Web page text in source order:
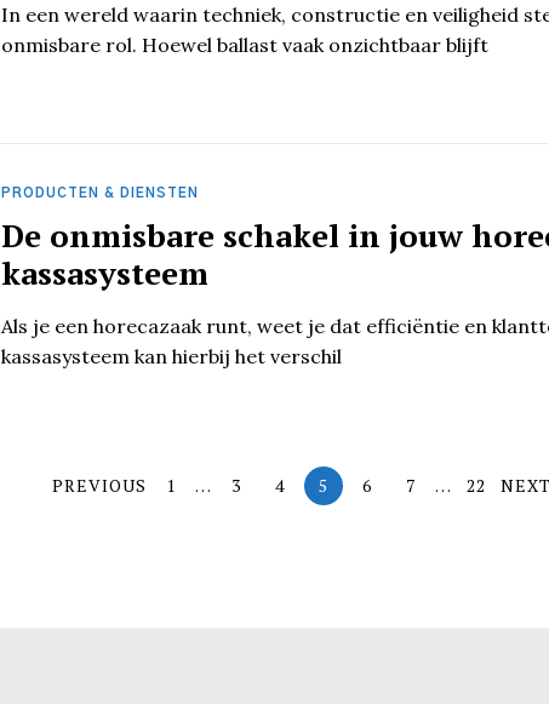
In een wereld waarin techniek, constructie en veiligheid
onmisbare rol. Hoewel ballast vaak onzichtbaar blijft
PRODUCTEN & DIENSTEN
De onmisbare schakel in jouw
kassasysteem
Als je een horecazaak runt, weet je dat efficiëntie en
kassasysteem kan hierbij het verschil
PREVIOUS 1 … 3 4 5 6 7 … 22 NEXT